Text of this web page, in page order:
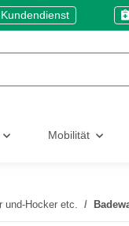
Mobilität
und-Hocker etc.